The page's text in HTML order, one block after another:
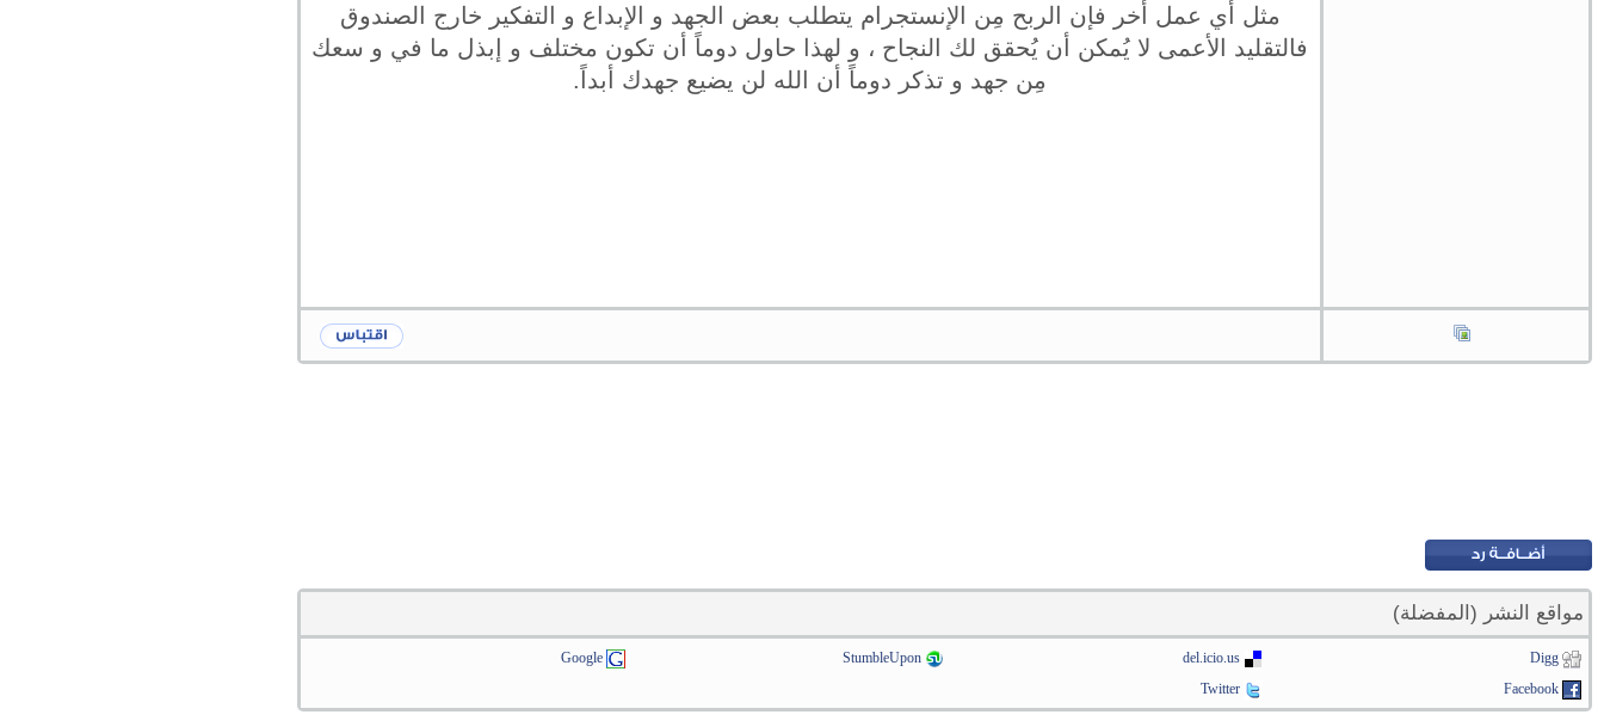
مثل أي عمل أخر فإن الربح مِن الإنستجرام يتطلب بعض الجهد و الإبداع و التفكير خارج الصندوق
فالتقليد الأعمى لا يُمكن أن يُحقق لك النجاح ، و لهذا حاول دوماً أن تكون مختلف و إبذل ما في و سعك
مِن جهد و تذكر دوماً أن الله لن يضيع جهدك أبداً.
مواقع النشر (المفضلة)
Digg
del.icio.us
StumbleUpon
Google
Facebook
Twitter